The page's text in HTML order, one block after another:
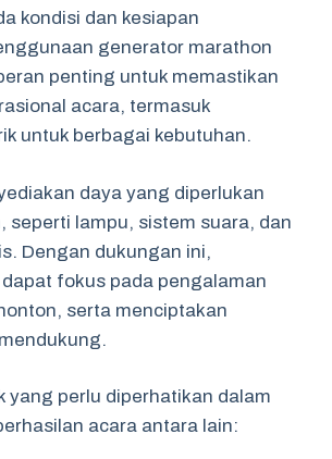
kondisi dan kesiapan
generator marathon
penting untuk memastikan
acara, termasuk
untuk berbagai kebutuhan.
daya yang diperlukan
seperti lampu, sistem suara, dan
Dengan dukungan ini,
fokus pada pengalaman
serta menciptakan
yang perlu diperhatikan dalam
acara antara lain: